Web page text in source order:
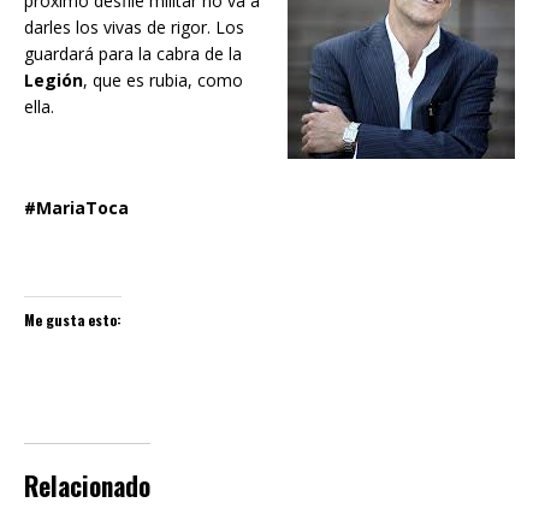
darles los vivas de rigor. Los
guardará para la cabra de la
Legión, que es rubia, como
ella.
#MariaToca
Me gusta esto:
Relacionado